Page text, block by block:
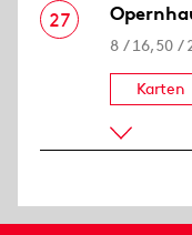
27
8 / 16,50 /
Karten